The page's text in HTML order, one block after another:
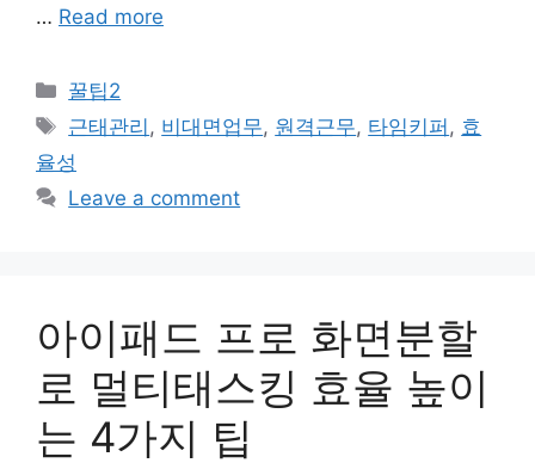
… Read more
Categories
꿀팁2
Tags
근태관리 , 비대면업무, 원격근무, 타임키퍼 , 효
율성
Leave a comment
아이패드 프로 화면분할
로 멀티태스킹 효율 높이
는 4가지 팁